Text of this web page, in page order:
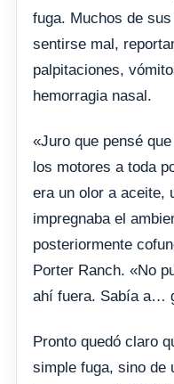
fuga. Muchos de
sentirse mal,
palpitaciones,
hemorragia nasal.
«Juro que pensé
los motores a toda
era un olor a aceite,
impregnaba el
posteriormente
Porter Ranch. «No
ahí fuera. Sabía a…
Pronto quedó claro
simple fuga, sino de